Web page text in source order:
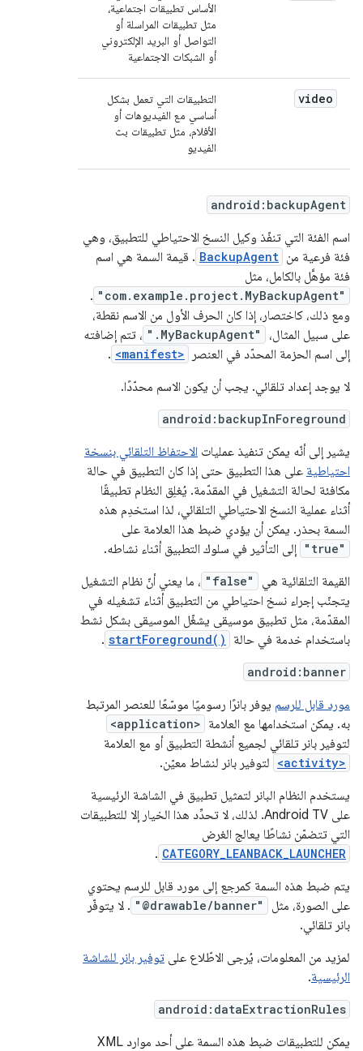
الأساس تطبيقات اجتماعية،
مثل تطبيقات المراسلة أو
التواصل أو البريد الإلكتروني
أو الشبكات الاجتماعية
video
التطبيقات التي تعمل بشكل
أساسي مع الفيديوهات أو
الأفلام، مثل تطبيقات بث
الفيديو
android:backupAgent
اسم الفئة التي تنفّذ وكيل النسخ الاحتياطي للتطبيق، وهي
فئة فرعية من BackupAgent . قيمة السمة هي اسم
فئة مؤهَّل بالكامل، مثل
"com.example.project.MyBackupAgent"
.
ومع ذلك، كاختصار، إذا كان الحرف الأول من الاسم نقطة،
على سبيل المثال،
".MyBackupAgent" ، تتم إضافته
إلى اسم الحزمة المحدّد في العنصر
<manifest>
.
لا يوجد إعداد تلقائي. يجب أن يكون الاسم محدّدًا.
android:backupInForeground
يشير إلى أنّه يمكن تنفيذ عمليات الاحتفاظ التلقائي بنسخة
احتياطية على هذا التطبيق حتى إذا كان التطبيق في حالة
مكافئة لحالة التشغيل في المقدّمة. يُغلِق النظام تطبيقًا
أثناء عملية النسخ الاحتياطي التلقائي، لذا استخدِم هذه
السمة بحذر. يمكن أن يؤدي ضبط هذا العلامة على
"true"
إلى التأثير في سلوك التطبيق أثناء نشاطه.
القيمة التلقائية هي
"false" ، ما يعني أنّ نظام التشغيل
يتجنّب إجراء نسخ احتياطي من التطبيق أثناء تشغيله في
المقدّمة، مثل تطبيق موسيقى يشغّل الموسيقى بشكل نشط
باستخدام خدمة في حالة
startForeground()
.
android:banner
مورد قابل للرسم يوفر بانرًا رسوميًا موسّعًا للعنصر المرتبط
به. يمكن استخدامها مع العلامة <application>
لتوفير بانر تلقائي لجميع أنشطة التطبيق أو مع العلامة
<activity> لتوفير بانر لنشاط معيّن.
يستخدم النظام البانر لتمثيل تطبيق في الشاشة الرئيسية
على Android TV. لذلك، لا تحدِّد هذا الخيار إلا للتطبيقات
التي تتضمّن نشاطًا يعالج الغرض
CATEGORY_LEANBACK_LAUNCHER
.
يتم ضبط هذه السمة كمرجع إلى مورد قابل للرسم يحتوي
على الصورة، مثل
"@drawable/banner" . لا يتوفّر
بانر تلقائي.
لمزيد من المعلومات، يُرجى الاطّلاع على توفير بانر للشاشة
الرئيسية.
android:dataExtractionRules
يمكن للتطبيقات ضبط هذه السمة على أحد موارد XML